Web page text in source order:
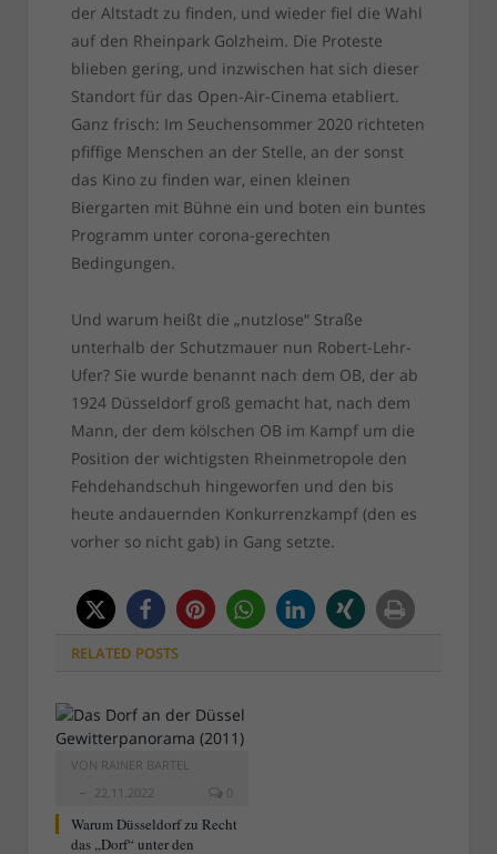
der Altstadt zu finden, und wieder fiel die Wahl
auf den Rheinpark Golzheim. Die Proteste
blieben gering, und inzwischen hat sich dieser
Standort für das Open-Air-Cinema etabliert.
Ganz frisch: Im Seuchensommer 2020 richteten
pfiffige Menschen an der Stelle, an der sonst
das Kino zu finden war, einen kleinen
Biergarten mit Bühne ein und boten ein buntes
Programm unter corona-gerechten
Bedingungen.
Und warum heißt die „nutzlose“ Straße
unterhalb der Schutzmauer nun Robert-Lehr-
Ufer? Sie wurde benannt nach dem OB, der ab
1924 Düsseldorf groß gemacht hat, nach dem
Mann, der dem kölschen OB im Kampf um die
Position der wichtigsten Rheinmetropole den
Fehdehandschuh hingeworfen und den bis
heute andauernden Konkurrenzkampf (den es
vorher so nicht gab) in Gang setzte.
RELATED POSTS
VON RAINER BARTEL
22.11.2022
0
Warum Düsseldorf zu Recht
das „Dorf“ unter den